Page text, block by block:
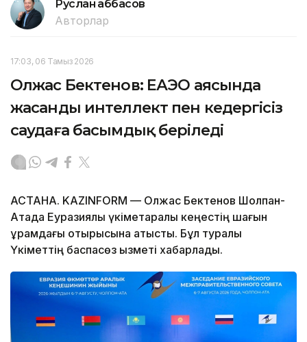
Руслан Ғаббасов
Авторлар
17:03, 06 Тамыз 2026
Олжас Бектенов: ЕАЭО аясында
жасанды интеллект пен кедергісіз
саудаға басымдық беріледі
АСТАНА. KAZINFORM — Олжас Бектенов Шолпан-
Атада Еуразиялық үкіметаралық кеңестің шағын
құрамдағы отырысына қатысты. Бұл туралы
Үкіметтің баспасөз қызметі хабарлады.